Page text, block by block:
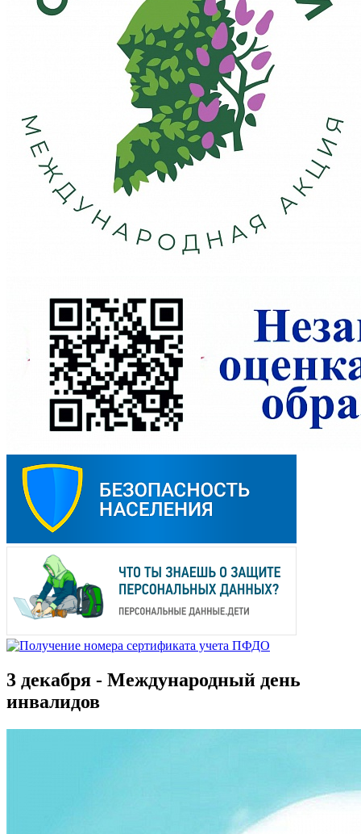
3 декабря - Международный день
инвалидов